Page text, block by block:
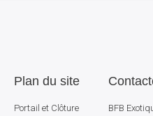
Plan du site
Portail et Clôture
BFB